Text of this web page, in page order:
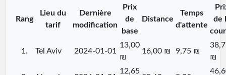
Rang
Lieu du
tarif
Dernière
modification
Prix
de
base
Distance
Temps
d'attente
de
1. Tel Aviv 2024-01-01
13,00
₪
16,00 ₪ 9,75 ₪
₪
12,65